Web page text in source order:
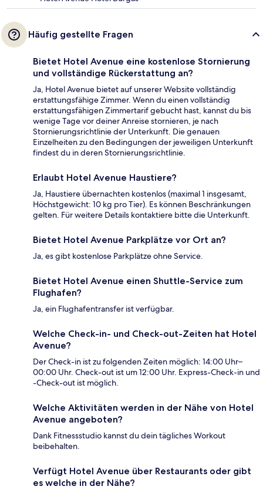
Häufig gestellte Fragen
Bietet Hotel Avenue eine kostenlose Stornierung
und vollständige Rückerstattung an?
Ja, Hotel Avenue bietet auf unserer Website vollständig
erstattungsfähige Zimmer. Wenn du einen vollständig
erstattungsfähigen Zimmertarif gebucht hast, kannst du bis
wenige Tage vor deiner Anreise stornieren, je nach
Stornierungsrichtlinie der Unterkunft. Die genauen
Einzelheiten zu den Bedingungen der jeweiligen Unterkunft
findest du in deren Stornierungsrichtlinie.
Erlaubt Hotel Avenue Haustiere?
Ja, Haustiere übernachten kostenlos (maximal 1 insgesamt,
Höchstgewicht: 10 kg pro Tier). Es können Beschränkungen
gelten. Für weitere Details kontaktiere bitte die Unterkunft.
Bietet Hotel Avenue Parkplätze vor Ort an?
Ja, es gibt kostenlose Parkplätze ohne Service.
Bietet Hotel Avenue einen Shuttle-Service zum
Flughafen?
Ja, ein Flughafentransfer ist verfügbar.
Welche Check-in- und Check-out-Zeiten hat Hotel
Avenue?
Der Check-in ist zu folgenden Zeiten möglich: 14:00 Uhr–
00:00 Uhr. Check-out ist um 12:00 Uhr. Express-Check-in und
-Check-out ist möglich.
Welche Aktivitäten werden in der Nähe von Hotel
Avenue angeboten?
Dank Fitnessstudio kannst du dein tägliches Workout
beibehalten.
Verfügt Hotel Avenue über Restaurants oder gibt
es welche in der Nähe?